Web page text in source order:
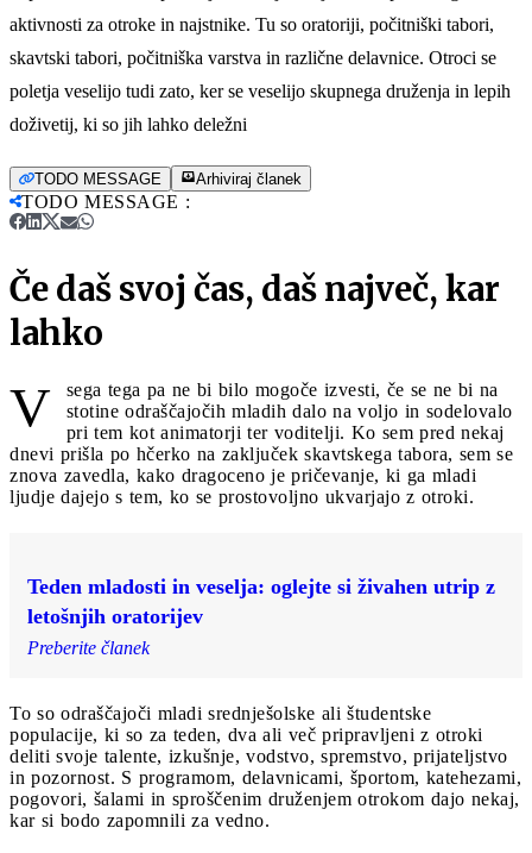
aktivnosti za otroke in najstnike. Tu so oratoriji, počitniški tabori,
skavtski tabori, počitniška varstva in različne delavnice. Otroci se
poletja veselijo tudi zato, ker se veselijo skupnega druženja in lepih
doživetij, ki so jih lahko deležni
TODO MESSAGE Arhiviraj članek
TODO MESSAGE :
Če daš svoj čas, daš največ, kar
lahko
V
sega tega pa ne bi bilo mogoče izvesti, če se ne bi na
stotine odraščajočih mladih dalo na voljo in sodelovalo
pri tem kot animatorji ter voditelji. Ko sem pred nekaj
dnevi prišla po hčerko na zaključek skavtskega tabora, sem se
znova zavedla, kako dragoceno je pričevanje, ki ga mladi
ljudje dajejo s tem, ko se prostovoljno ukvarjajo z otroki.
Teden mladosti in veselja: oglejte si živahen utrip z
letošnjih oratorijev
Preberite članek
To so odraščajoči mladi srednješolske ali študentske
populacije, ki so za teden, dva ali več pripravljeni z otroki
deliti svoje talente, izkušnje, vodstvo, spremstvo, prijateljstvo
in pozornost. S programom, delavnicami, športom, katehezami,
pogovori, šalami in sproščenim druženjem otrokom dajo nekaj,
kar si bodo zapomnili za vedno.